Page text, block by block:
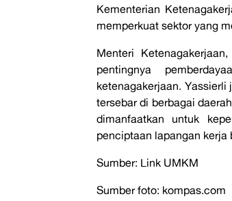
Kementerian
memperkuat sektor yang
Menteri
pentingnya
ketenagakerjaan.
tersebar di berbagai
dimanfaatkan untuk
penciptaan lapangan kerja
Sumber: Link UMKM
Sumber foto: kompas.com